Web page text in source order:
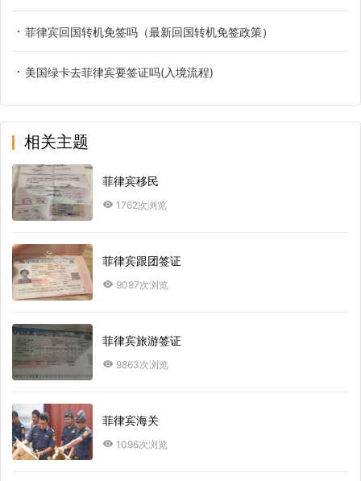
菲律宾回国转机免签吗（最新回国转机免签政策）
美国绿卡去菲律宾要签证吗(入境流程)
相关主题
菲律宾移民
1762次浏览
菲律宾跟团签证
9087次浏览
菲律宾旅游签证
9863次浏览
菲律宾海关
1096次浏览